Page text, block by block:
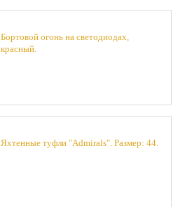
Бортовой огонь на светодиодах,
красный.
Яхтенные туфли "Admirals". Размер: 44.